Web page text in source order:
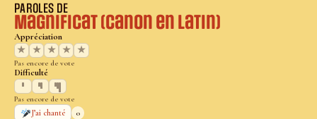
PAROLES DE
Magnificat (canon en latin)
Appréciation
★
★ ★ ★ ★
Pas encore de vote
Difficulté
Pas encore de vote
J’ai chanté
0